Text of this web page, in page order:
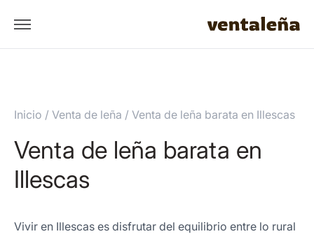
Inicio / Venta de leña / Venta de leña barata en Illescas
Venta de leña barata en
Illescas
Vivir en Illescas es disfrutar del equilibrio entre lo rural